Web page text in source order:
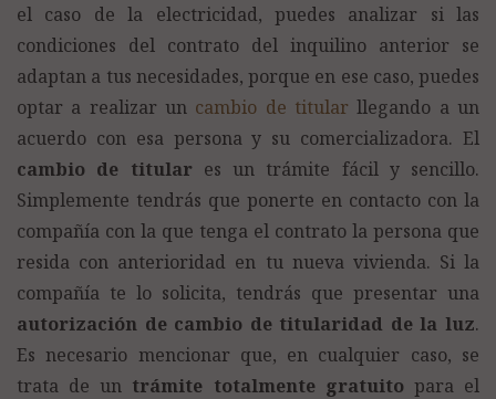
el caso de la electricidad, puedes analizar si las
condiciones del contrato del inquilino anterior se
adaptan a tus necesidades, porque en ese caso, puedes
optar a realizar un cambio de titular llegando a un
acuerdo con esa persona y su comercializadora. El
cambio de titulares un trámite fácil y sencillo.
Simplemente tendrás que ponerte en contacto con la
compañía con la que tenga el contrato la persona que
resida con anterioridad en tu nueva vivienda. Si la
compañía te lo solicita, tendrás que presentar una
autorización de cambio de titularidad de la luz.
Es necesario mencionar que, en cualquier caso, se
trata de un trámite totalmente gratuitopara el